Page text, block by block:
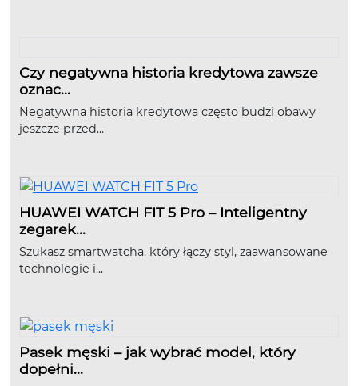
Czy negatywna historia kredytowa zawsze
oznac...
Negatywna historia kredytowa często budzi obawy
jeszcze przed...
HUAWEI WATCH FIT 5 Pro – Inteligentny
zegarek...
Szukasz smartwatcha, który łączy styl, zaawansowane
technologie i...
Pasek męski – jak wybrać model, który
dopełni...